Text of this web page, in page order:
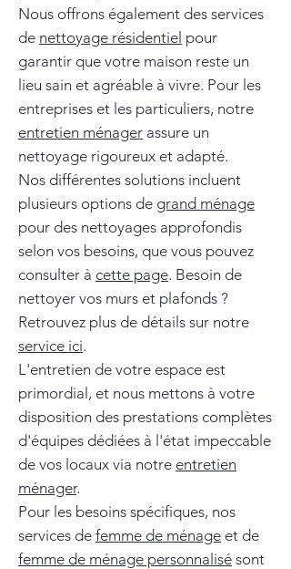
Nous offrons également des services
de nettoyage résidentiel pour
garantir que votre maison reste un
lieu sain et agréable à vivre. Pour les
entreprises et les particuliers, notre
entretien ménager assure un
nettoyage rigoureux et adapté.
Nos différentes solutions incluent
plusieurs options de grand ménage
pour des nettoyages approfondis
selon vos besoins, que vous pouvez
consulter à cette page. Besoin de
nettoyer vos murs et plafonds ?
Retrouvez plus de détails sur notre
service ici.
L'entretien de votre espace est
primordial, et nous mettons à votre
disposition des prestations complètes
d'équipes dédiées à l'état impeccable
de vos locaux via notre entretien
ménager.
Pour les besoins spécifiques, nos
services de femme de ménage et de
femme de ménage personnalisé sont